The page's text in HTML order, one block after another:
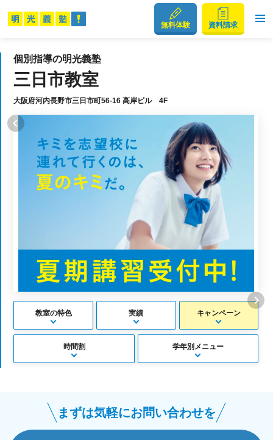
無料体験 資料請求
個別指導の明光義塾
三日市教室
大阪府河内長野市三日市町56-16 高岸ビル 4F
教室の特色 実績 キャンペーン
時間割 学年別メニュー
まずは気軽にお問い合わせを